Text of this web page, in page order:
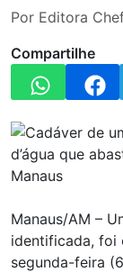
Por Editora
Compartilhe
Manaus/AM –
identificada, foi
segunda-feira